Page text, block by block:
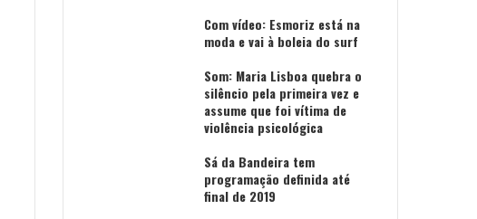
Com vídeo: Esmoriz está na
moda e vai à boleia do surf
Som: Maria Lisboa quebra o
silêncio pela primeira vez e
assume que foi vítima de
violência psicológica
Sá da Bandeira tem
programação definida até
final de 2019